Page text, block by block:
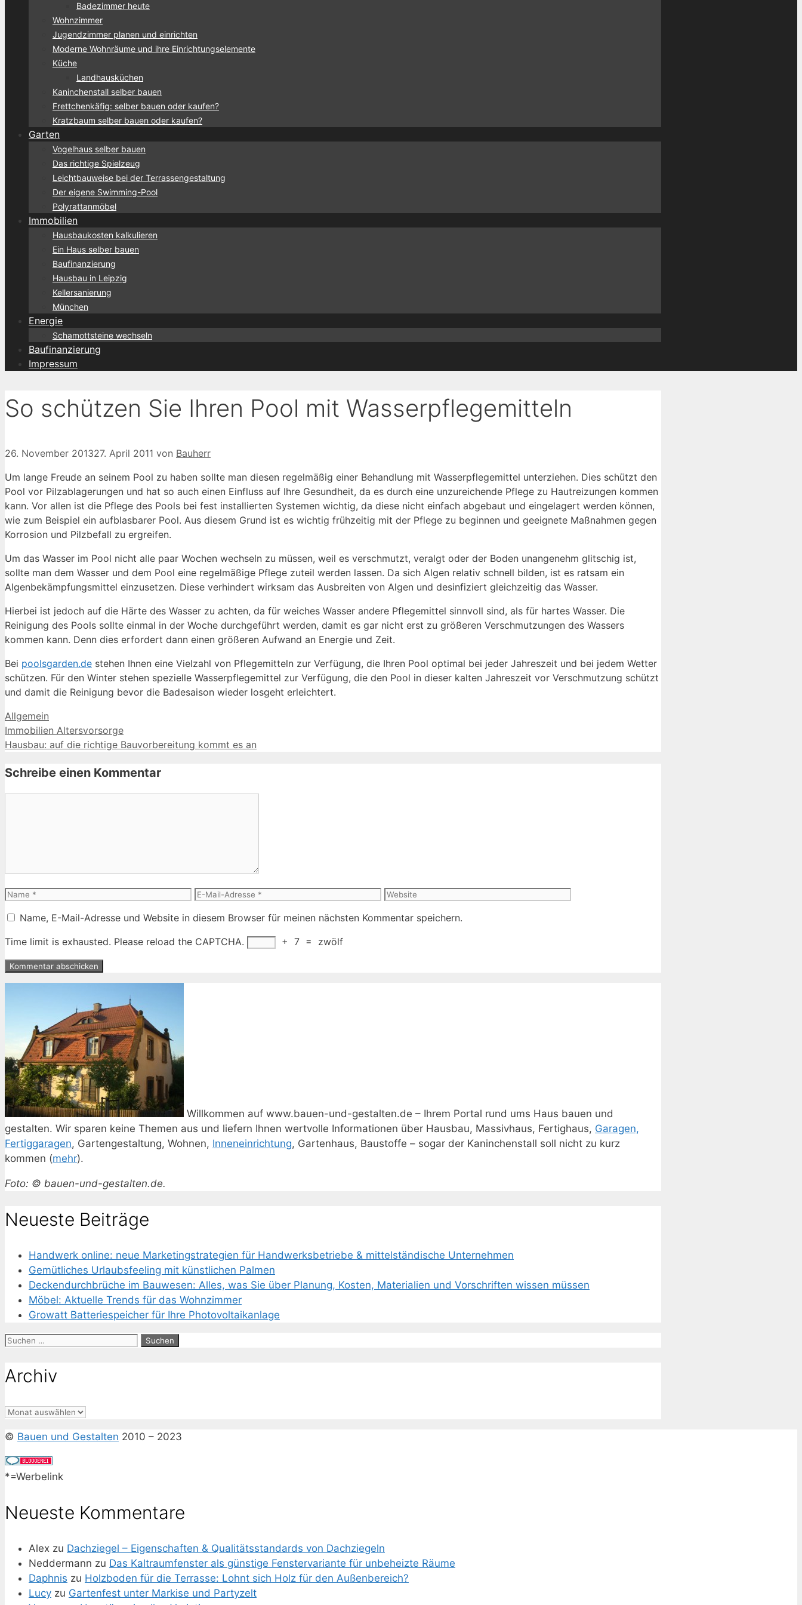
Badezimmer heute
Wohnzimmer
Jugendzimmer planen und einrichten
Moderne Wohnräume und ihre Einrichtungselemente
Küche
Landhausküchen
Kaninchenstall selber bauen
Frettchenkäfig: selber bauen oder kaufen?
Kratzbaum selber bauen oder kaufen?
Garten
Vogelhaus selber bauen
Das richtige Spielzeug
Leichtbauweise bei der Terrassengestaltung
Der eigene Swimming-Pool
Polyrattanmöbel
Immobilien
Hausbaukosten kalkulieren
Ein Haus selber bauen
Baufinanzierung
Hausbau in Leipzig
Kellersanierung
München
Energie
Schamottsteine wechseln
Baufinanzierung
Impressum
So schützen Sie Ihren Pool mit Wasserpflegemitteln
26. November 201327. April 2011 von Bauherr
Um lange Freude an seinem Pool zu haben sollte man diesen regelmäßig einer Behandlung mit Wasserpflegemittel unterziehen. Dies schützt den
Pool vor Pilzablagerungen und hat so auch einen Einfluss auf Ihre Gesundheit, da es durch eine unzureichende Pflege zu Hautreizungen kommen
kann. Vor allen ist die Pflege des Pools bei fest installierten Systemen wichtig, da diese nicht einfach abgebaut und eingelagert werden können,
wie zum Beispiel ein aufblasbarer Pool. Aus diesem Grund ist es wichtig frühzeitig mit der Pflege zu beginnen und geeignete Maßnahmen gegen
Korrosion und Pilzbefall zu ergreifen.
Um das Wasser im Pool nicht alle paar Wochen wechseln zu müssen, weil es verschmutzt, veralgt oder der Boden unangenehm glitschig ist,
sollte man dem Wasser und dem Pool eine regelmäßige Pflege zuteil werden lassen. Da sich Algen relativ schnell bilden, ist es ratsam ein
Algenbekämpfungsmittel einzusetzen. Diese verhindert wirksam das Ausbreiten von Algen und desinfiziert gleichzeitig das Wasser.
Hierbei ist jedoch auf die Härte des Wasser zu achten, da für weiches Wasser andere Pflegemittel sinnvoll sind, als für hartes Wasser. Die
Reinigung des Pools sollte einmal in der Woche durchgeführt werden, damit es gar nicht erst zu größeren Verschmutzungen des Wassers
kommen kann. Denn dies erfordert dann einen größeren Aufwand an Energie und Zeit.
Bei poolsgarden.de stehen Ihnen eine Vielzahl von Pflegemitteln zur Verfügung, die Ihren Pool optimal bei jeder Jahreszeit und bei jedem Wetter
schützen. Für den Winter stehen spezielle Wasserpflegemittel zur Verfügung, die den Pool in dieser kalten Jahreszeit vor Verschmutzung schützt
und damit die Reinigung bevor die Badesaison wieder losgeht erleichtert.
Kategorien
Allgemein
Immobilien Altersvorsorge
Hausbau: auf die richtige Bauvorbereitung kommt es an
Schreibe einen Kommentar
Name
E-
Adresse
Website
Name, E-Mail-Adresse und Website in diesem Browser für meinen nächsten Kommentar speichern.
Time limit is exhausted. Please reload the CAPTCHA.
+ 7 = zwölf
Willkommen auf www.bauen-und-gestalten.de – Ihrem Portal rund ums Haus bauen und
gestalten. Wir sparen keine Themen aus und liefern Ihnen wertvolle Informationen über Hausbau, Massivhaus, Fertighaus, Garagen,
Fertiggaragen, Gartengestaltung, Wohnen, Inneneinrichtung, Gartenhaus, Baustoffe – sogar der Kaninchenstall soll nicht zu kurz
kommen (mehr).
Foto: © bauen-und-gestalten.de.
Neueste Beiträge
Handwerk online: neue Marketingstrategien für Handwerksbetriebe & mittelständische Unternehmen
Gemütliches Urlaubsfeeling mit künstlichen Palmen
Deckendurchbrüche im Bauwesen: Alles, was Sie über Planung, Kosten, Materialien und Vorschriften wissen müssen
Möbel: Aktuelle Trends für das Wohnzimmer
Growatt Batteriespeicher für Ihre Photovoltaikanlage
Suchen
Archiv
Archiv
© Bauen und Gestalten 2010 – 2023
*=Werbelink
Neueste Kommentare
Alex zu Dachziegel – Eigenschaften & Qualitätsstandards von Dachziegeln
Neddermann zu Das Kaltraumfenster als günstige Fenstervariante für unbeheizte Räume
Daphnis zu Holzboden für die Terrasse: Lohnt sich Holz für den Außenbereich?
Lucy zu Gartenfest unter Markise und Partyzelt